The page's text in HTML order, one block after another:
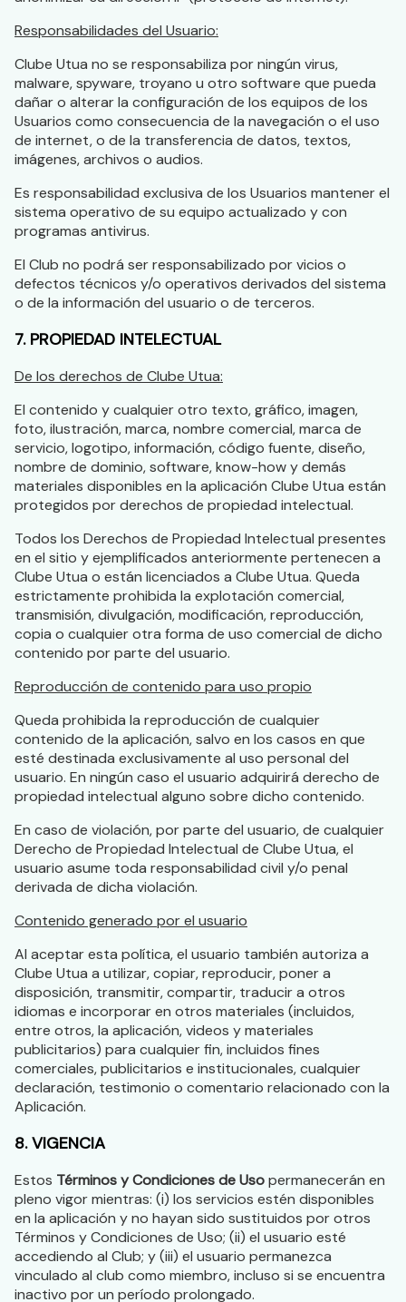
Responsabilidades del Usuario:
Clube Utua no se responsabiliza por ningún virus,
malware, spyware, troyano u otro software que pueda
dañar o alterar la configuración de los equipos de los
Usuarios como consecuencia de la navegación o el uso
de internet, o de la transferencia de datos, textos,
imágenes, archivos o audios.
Es responsabilidad exclusiva de los Usuarios mantener el
sistema operativo de su equipo actualizado y con
programas antivirus.
El Club no podrá ser responsabilizado por vicios o
defectos técnicos y/o operativos derivados del sistema
o de la información del usuario o de terceros.
7. PROPIEDAD INTELECTUAL
De los derechos de Clube Utua:
El contenido y cualquier otro texto, gráfico, imagen,
foto, ilustración, marca, nombre comercial, marca de
servicio, logotipo, información, código fuente, diseño,
nombre de dominio, software, know-how y demás
materiales disponibles en la aplicación Clube Utua están
protegidos por derechos de propiedad intelectual.
Todos los Derechos de Propiedad Intelectual presentes
en el sitio y ejemplificados anteriormente pertenecen a
Clube Utua o están licenciados a Clube Utua. Queda
estrictamente prohibida la explotación comercial,
transmisión, divulgación, modificación, reproducción,
copia o cualquier otra forma de uso comercial de dicho
contenido por parte del usuario.
Reproducción de contenido para uso propio
Queda prohibida la reproducción de cualquier
contenido de la aplicación, salvo en los casos en que
esté destinada exclusivamente al uso personal del
usuario. En ningún caso el usuario adquirirá derecho de
propiedad intelectual alguno sobre dicho contenido.
En caso de violación, por parte del usuario, de cualquier
Derecho de Propiedad Intelectual de Clube Utua, el
usuario asume toda responsabilidad civil y/o penal
derivada de dicha violación.
Contenido generado por el usuario
Al aceptar esta política, el usuario también autoriza a
Clube Utua a utilizar, copiar, reproducir, poner a
disposición, transmitir, compartir, traducir a otros
idiomas e incorporar en otros materiales (incluidos,
entre otros, la aplicación, videos y materiales
publicitarios) para cualquier fin, incluidos fines
comerciales, publicitarios e institucionales, cualquier
declaración, testimonio o comentario relacionado con la
Aplicación.
8. VIGENCIA
Estos Términos y Condiciones de Usopermanecerán en
pleno vigor mientras: (i) los servicios estén disponibles
en la aplicación y no hayan sido sustituidos por otros
Términos y Condiciones de Uso; (ii) el usuario esté
accediendo al Club; y (iii) el usuario permanezca
vinculado al club como miembro, incluso si se encuentra
inactivo por un período prolongado.